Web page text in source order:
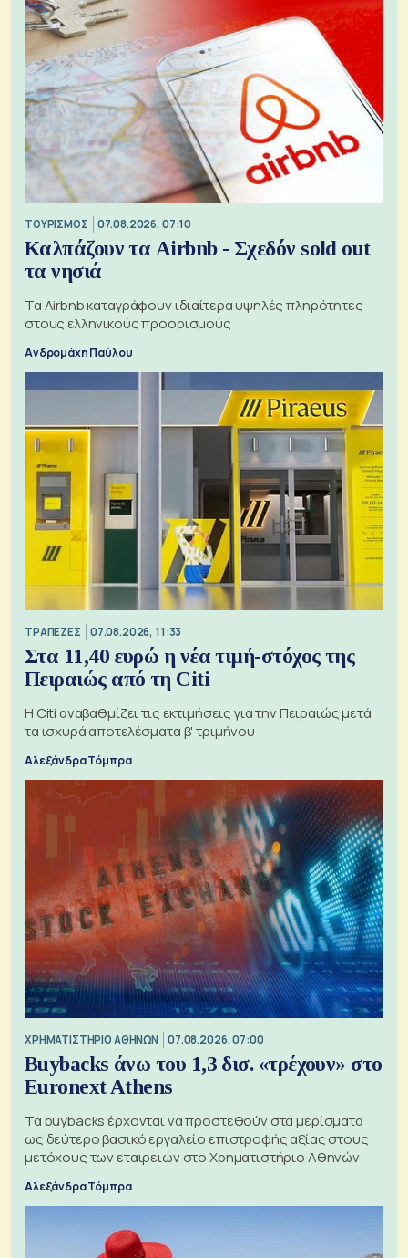
ΤΟΥΡΙΣΜΟΣ 07.08.2026, 07:10
Καλπάζουν τα Airbnb - Σχεδόν sold out
τα νησιά
Τα Airbnb καταγράφουν ιδιαίτερα υψηλές πληρότητες
στους ελληνικούς προορισμούς
Ανδρομάχη Παύλου
ΤΡΑΠΕΖΕΣ 07.08.2026, 11:33
Στα 11,40 ευρώ η νέα τιμή-στόχος της
Πειραιώς από τη Citi
Η Citi αναβαθμίζει τις εκτιμήσεις για την Πειραιώς μετά
τα ισχυρά αποτελέσματα β' τριμήνου
Αλεξάνδρα Τόμπρα
XΡΗΜΑΤΙΣΤΗΡΙΟ ΑΘΗΝΩΝ 07.08.2026, 07:00
Buybacks άνω του 1,3 δισ. «τρέχουν» στο
Euronext Athens
Τα buybacks έρχονται να προστεθούν στα μερίσματα
ως δεύτερο βασικό εργαλείο επιστροφής αξίας στους
μετόχους των εταιρειών στο Χρηματιστήριο Αθηνών
Αλεξάνδρα Τόμπρα